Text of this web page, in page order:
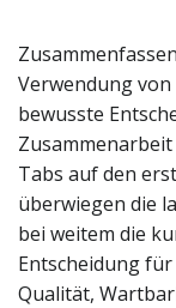
Verwendung
bewusste
Tabs auf den
überwiegen die
bei weitem die
Entscheidung
Qualität,